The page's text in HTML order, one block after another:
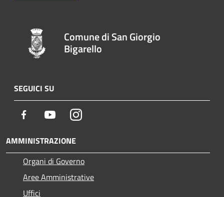
Comune di San Giorgio
Bigarello
SEGUICI SU
Facebook YoutubeInstagram
AMMINISTRAZIONE
Organi di Governo
Aree Amministrative
Uffici